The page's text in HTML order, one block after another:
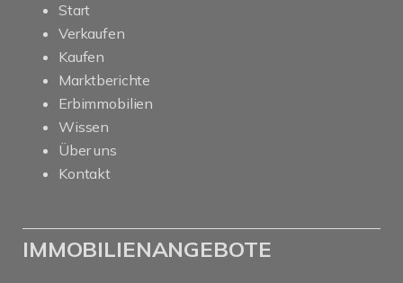
Start
Verkaufen
Kaufen
Marktberichte
Erbimmobilien
Wissen
Über uns
Kontakt
IMMOBILIENANGEBOTE